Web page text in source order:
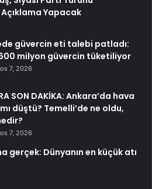
Yapacak
güvercin eti talebi patladı:
600 milyon güvercin tüketiliyor
7, 2026
SON DAKİKA: Ankara’da hava
düştü? Temelli’de ne oldu,
7, 2026
gerçek: Dünyanın en küçük atı